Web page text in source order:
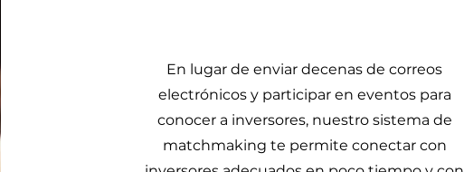
En lugar de enviar decenas de correos
electrónicos y participar en eventos para
conocer a inversores, nuestro sistema de
matchmaking te permite conectar con